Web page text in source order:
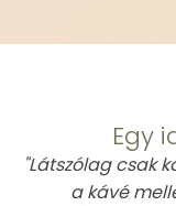
Egy
"Látszólag csak
a kávé